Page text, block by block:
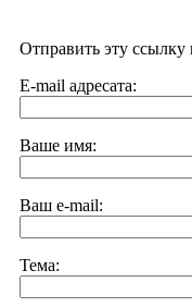
Отправить эту ссылку
E-mail адресата:
Ваше имя:
Ваш e-mail:
Тема: